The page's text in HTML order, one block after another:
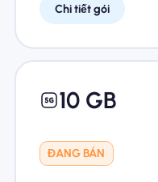
Chi tiết gói
10 GB
ĐANG BÁN